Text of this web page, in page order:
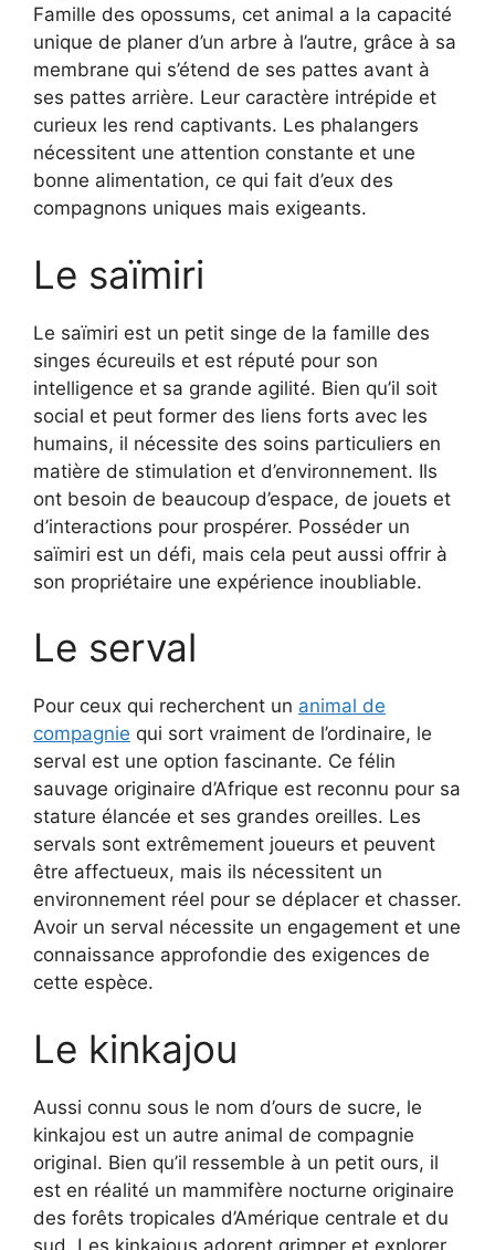
Famille des opossums, cet animal a la capacité
unique de planer d’un arbre à l’autre, grâce à sa
membrane qui s’étend de ses pattes avant à
ses pattes arrière. Leur caractère intrépide et
curieux les rend captivants. Les phalangers
nécessitent une attention constante et une
bonne alimentation, ce qui fait d’eux des
compagnons uniques mais exigeants.
Le saïmiri
Le saïmiri est un petit singe de la famille des
singes écureuils et est réputé pour son
intelligence et sa grande agilité. Bien qu’il soit
social et peut former des liens forts avec les
humains, il nécessite des soins particuliers en
matière de stimulation et d’environnement. Ils
ont besoin de beaucoup d’espace, de jouets et
d’interactions pour prospérer. Posséder un
saïmiri est un défi, mais cela peut aussi offrir à
son propriétaire une expérience inoubliable.
Le serval
Pour ceux qui recherchent un animal de
compagnie qui sort vraiment de l’ordinaire, le
serval est une option fascinante. Ce félin
sauvage originaire d’Afrique est reconnu pour sa
stature élancée et ses grandes oreilles. Les
servals sont extrêmement joueurs et peuvent
être affectueux, mais ils nécessitent un
environnement réel pour se déplacer et chasser.
Avoir un serval nécessite un engagement et une
connaissance approfondie des exigences de
cette espèce.
Le kinkajou
Aussi connu sous le nom d’ours de sucre, le
kinkajou est un autre animal de compagnie
original. Bien qu’il ressemble à un petit ours, il
est en réalité un mammifère nocturne originaire
des forêts tropicales d’Amérique centrale et du
sud. Les kinkajous adorent grimper et explorer